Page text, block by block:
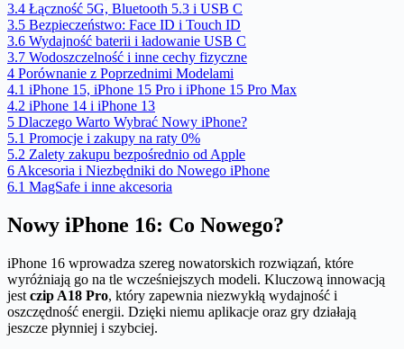
3.4 Łączność 5G, Bluetooth 5.3 i USB C
3.5 Bezpieczeństwo: Face ID i Touch ID
3.6 Wydajność baterii i ładowanie USB C
3.7 Wodoszczelność i inne cechy fizyczne
4 Porównanie z Poprzednimi Modelami
4.1 iPhone 15, iPhone 15 Pro i iPhone 15 Pro Max
4.2 iPhone 14 i iPhone 13
5 Dlaczego Warto Wybrać Nowy iPhone?
5.1 Promocje i zakupy na raty 0%
5.2 Zalety zakupu bezpośrednio od Apple
6 Akcesoria i Niezbędniki do Nowego iPhone
6.1 MagSafe i inne akcesoria
Nowy iPhone 16: Co Nowego?
iPhone 16 wprowadza szereg nowatorskich rozwiązań, które
wyróżniają go na tle wcześniejszych modeli. Kluczową innowacją
jest czip A18 Pro, który zapewnia niezwykłą wydajność i
oszczędność energii. Dzięki niemu aplikacje oraz gry działają
jeszcze płynniej i szybciej.